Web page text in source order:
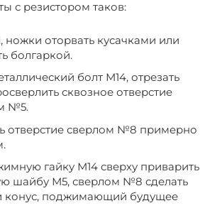
с резистором таков:
ножки оторвать кусачками или
болгаркой.
болт М14, отрезать
сквозное отверстие
№5.
отверстие сверлом №8 примерно
гайку М14 сверху приварить
шайбу М5, сверлом №8 сделать
конус, поджимающий будущее